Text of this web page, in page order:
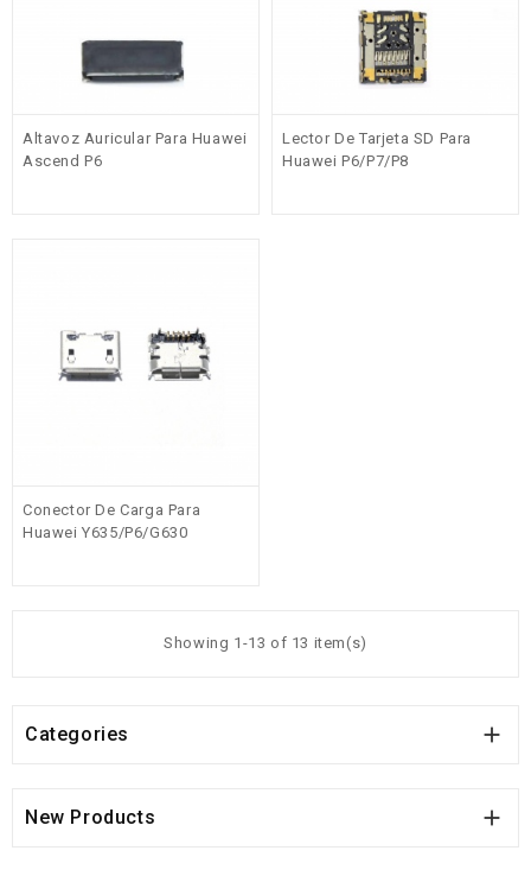
Altavoz Auricular Para Huawei
Ascend P6
Lector De Tarjeta SD Para
Huawei P6/P7/P8
Conector De Carga Para
Huawei Y635/P6/G630
Showing 1-13 of 13 item(s)
Categories 
New Products 